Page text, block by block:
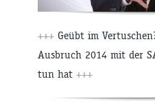
+++ Geübt im
Ausbruch 2014 mit der
tun hat +++